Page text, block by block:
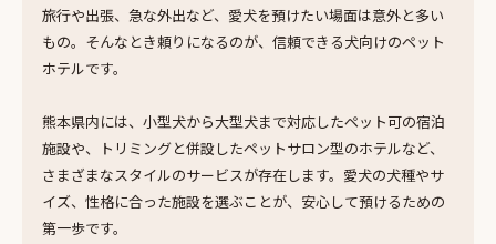
旅行や出張、急な外出など、愛犬を預けたい場面は意外と多い
もの。そんなとき頼りになるのが、信頼できる犬向けのペット
ホテルです。
熊本県内には、小型犬から大型犬まで対応したペット可の宿泊
施設や、トリミングと併設したペットサロン型のホテルなど、
さまざまなスタイルのサービスが存在します。愛犬の犬種やサ
イズ、性格に合った施設を選ぶことが、安心して預けるための
第一歩です。